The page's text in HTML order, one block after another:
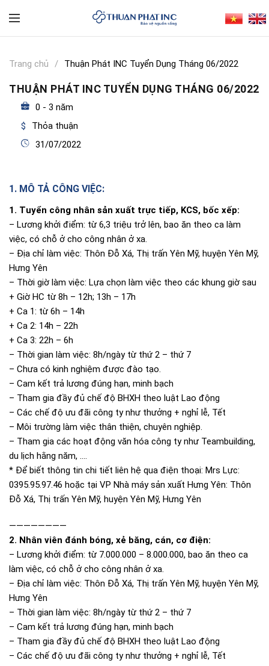
Trang chủ Thuận Phát INC Tuyển Dụng Tháng 06/2022
THUẬN PHÁT INC TUYỂN DỤNG THÁNG 06/2022
0 - 3 năm
Thỏa thuận
31/07/2022
1. MÔ TẢ CÔNG VIỆC:
1. Tuyển công nhân sản xuất trực tiếp, KCS, bốc xếp:
– Lương khởi điểm: từ 6,3 triệu trở lên, bao ăn theo ca làm
việc, có chỗ ở cho công nhân ở xa.
– Địa chỉ làm việc: Thôn Đỗ Xá, Thị trấn Yên Mỹ, huyện Yên Mỹ,
Hưng Yên
– Thời giờ làm việc: Lựa chọn làm việc theo các khung giờ sau
+ Giờ HC từ 8h – 12h; 13h – 17h
+ Ca 1: từ 6h – 14h
+ Ca 2: 14h – 22h
+ Ca 3: 22h – 6h
– Thời gian làm việc: 8h/ngày từ thứ 2 – thứ 7
– Chưa có kinh nghiệm được đào tạo.
– Cam kết trả lương đúng hạn, minh bạch
– Tham gia đầy đủ chế độ BHXH theo luật Lao động
– Các chế độ ưu đãi công ty như thưởng + nghỉ lễ, Tết
– Môi trường làm việc thân thiện, chuyên nghiệp.
– Tham gia các hoạt động văn hóa công ty như Teambuilding,
du lịch hằng năm, ….
* Để biết thông tin chi tiết liên hệ qua điện thoại: Mrs Lực:
0395.95.97.46 hoặc tại VP Nhà máy sản xuất Hưng Yên: Thôn
Đỗ Xá, Thị trấn Yên Mỹ, huyện Yên Mỹ, Hưng Yên
————————
2. Nhân viên đánh bóng, xẻ băng, cán, cơ điện:
– Lương khởi điểm: từ 7.000.000 – 8.000.000, bao ăn theo ca
làm việc, có chỗ ở cho công nhân ở xa.
– Địa chỉ làm việc: Thôn Đỗ Xá, Thị trấn Yên Mỹ, huyện Yên Mỹ,
Hưng Yên
– Thời gian làm việc: 8h/ngày từ thứ 2 – thứ 7
– Cam kết trả lương đúng hạn, minh bạch
– Tham gia đầy đủ chế độ BHXH theo luật Lao động
– Các chế độ ưu đãi công ty như thưởng + nghỉ lễ, Tết